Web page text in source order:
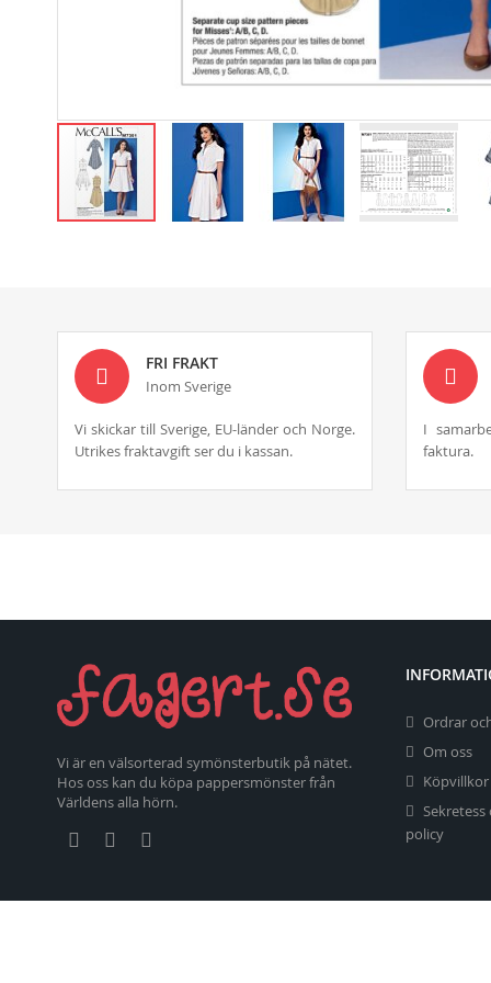
the
images
gallery
FRI FRAKT
Inom Sverige
Vi skickar till Sverige, EU-länder och Norge.
Utrikes fraktavgift ser du i kassan.
I
faktura.
Vi är en välsorterad symönsterbutik på nätet.
Hos oss kan du köpa pappersmönster från
Världens alla hörn.
Ordrar
Om oss
Köpvillkor
Sekretess
policy